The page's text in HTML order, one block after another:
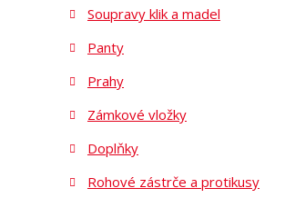
Soupravy klik a madel
Panty
Prahy
Zámkové vložky
Doplňky
Rohové zástrče a protikusy